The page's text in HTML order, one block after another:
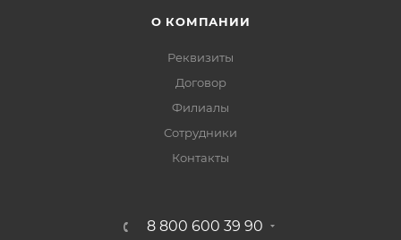
О КОМПАНИИ
Реквизиты
Договор
Филиалы
Сотрудники
Контакты
8 800 600 39 90